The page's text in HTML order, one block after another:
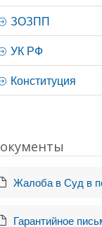
ЗОЗПП
УК РФ
Конституция
Жалоба в Суд в
Гарантийное